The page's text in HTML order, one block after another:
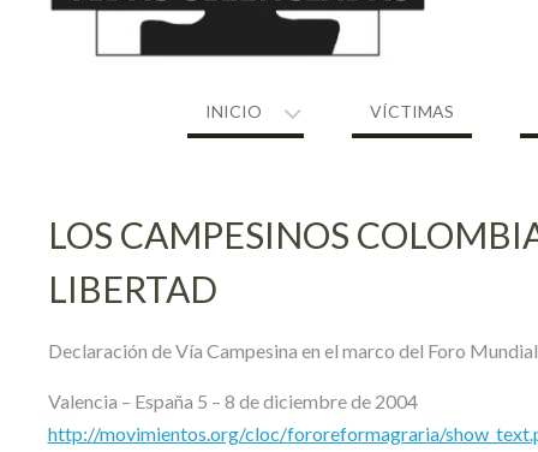
INICIO VÍCTIMAS
LOS CAMPESINOS
LIBERTAD
Declaración de Vía Campesina en el marco del Foro
Valencia – España 5 – 8 de diciembre de 2004
http://movimientos.org/cloc/fororeformagraria/